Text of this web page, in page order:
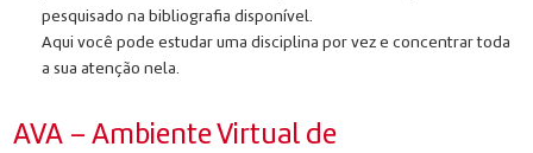
pesquisado na bibliografia disponível.
Aqui você pode estudar uma disciplina por vez e concentrar toda
a sua atenção nela.
AVA – Ambiente Virtual de